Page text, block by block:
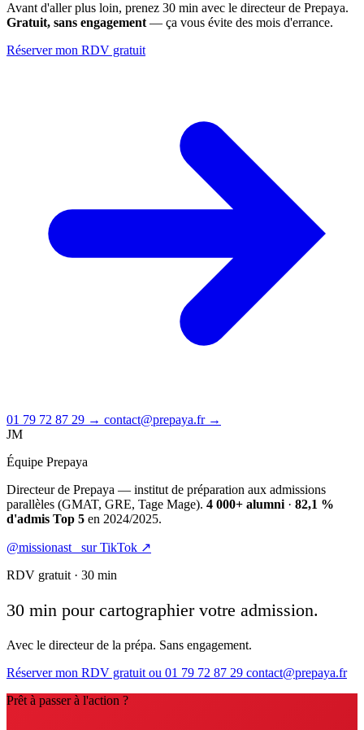
Avant d'aller plus loin, prenez 30 min avec le directeur de Prepaya.
Gratuit, sans engagement — ça vous évite des mois d'errance.
Réserver mon RDV gratuit
01 79 72 87 29 → contact@prepaya.fr →
JM
Équipe Prepaya
Directeur de Prepaya — institut de préparation aux admissions
parallèles (GMAT, GRE, Tage Mage). 4 000+ alumni · 82,1 %
d'admis Top 5 en 2024/2025.
@missionast_ sur TikTok ↗
RDV gratuit · 30 min
30 min pour cartographier votre admission.
Avec le directeur de la prépa. Sans engagement.
Réserver mon RDV gratuit ou 01 79 72 87 29 contact@prepaya.fr
Prêt à passer à l'action ?